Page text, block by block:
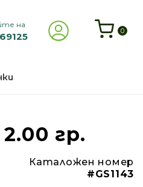
на
0
Годишно
-60%
гр.
Каталожен номер
#GS1143